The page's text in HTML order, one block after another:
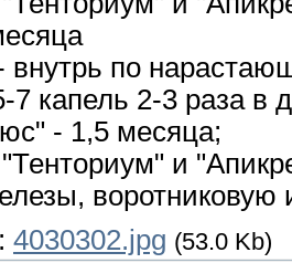
по
7 капель 2-3 раза в
- 1,5 месяца;
и
воротниковую
4030302.jpg (53.0 Kb)